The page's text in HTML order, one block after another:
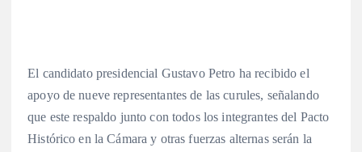
El candidato presidencial Gustavo Petro ha recibido el
apoyo de nueve representantes de las curules, señalando
que este respaldo junto con todos los integrantes del Pacto
Histórico en la Cámara y otras fuerzas alternas serán la